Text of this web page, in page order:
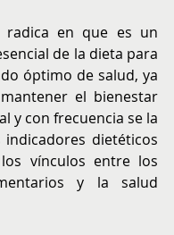
radica en que es un
de la dieta para
óptimo de salud, ya
el bienestar
y con frecuencia se la
dietéticos
vínculos entre los
y la salud